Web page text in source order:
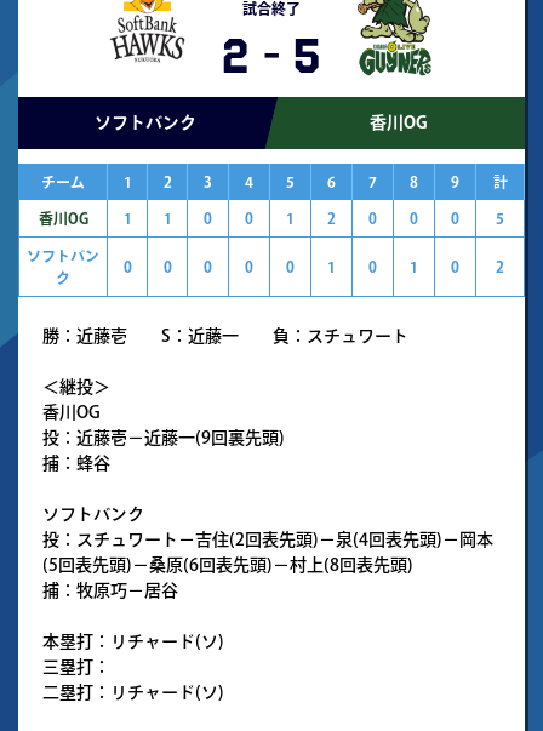
試合終了
2 - 5
ソフトバンク 香川OG
チーム 1 2 3 4 5 6 7 8 9 計
香川OG 1 1 0 0 1 2 0 0 0 5
ソフトバン
ク
0 0 0 0 0 1 0 1 0 2
勝：近藤壱 S：近藤一 負：スチュワート
＜継投＞
香川OG
投：近藤壱－近藤一(9回裏先頭)
捕：蜂谷
ソフトバンク
投：スチュワート－吉住(2回表先頭)－泉(4回表先頭)－岡本
(5回表先頭)－桑原(6回表先頭)－村上(8回表先頭)
捕：牧原巧－居谷
本塁打：リチャード(ソ)
三塁打：
二塁打：リチャード(ソ)